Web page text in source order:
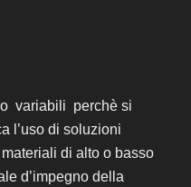
variabili perchè si
l’uso di soluzioni
di alto o basso
d’impegno della